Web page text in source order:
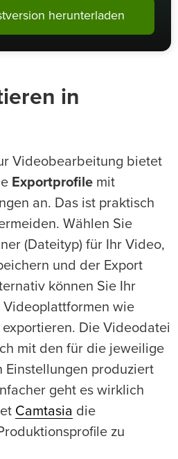
herunterladen
in
Videobearbeitung bietet
Exportprofile mit
an. Das ist praktisch
Wählen Sie
(Dateityp) für Ihr Video,
und der Export
können Sie Ihr
wie
exportieren. Die Videodatei
mit den für die jeweilige
Einstellungen produziert
geht es wirklich
Camtasia die
zu